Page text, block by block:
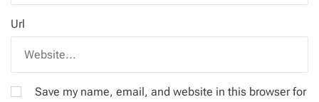
Url
Save my name, email, and website in this browser for